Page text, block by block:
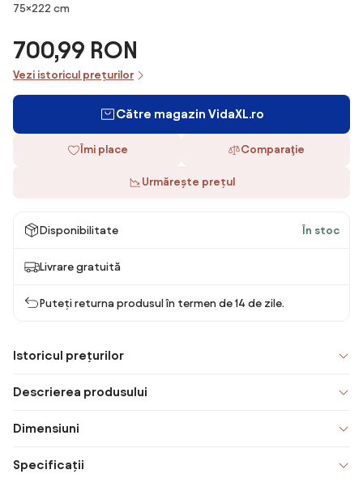
Dimensiuni
75×222 cm
700,99 RON
Vezi istoricul prețurilor
Către magazin VidaXL.ro
Îmi place Comparaţie
Urmărește prețul
Disponibilitate În stoc
Livrare gratuită
Puteți returna produsul în termen de 14 de zile.
Istoricul prețurilor
Descrierea produsului
Dimensiuni
Specificații